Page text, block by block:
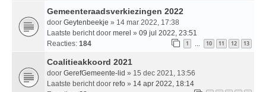
Gemeenteraadsverkiezingen 2022
door Geytenbeekje » 14 mar 2022, 17:38
Laatste bericht door merel » 09 jul 2022, 23:51
Reacties: 184 1 … 10 11 12 13
Coalitieakkoord 2021
door GerefGemeente-lid » 15 dec 2021, 13:56
Laatste bericht door refo » 14 apr 2022, 18:14